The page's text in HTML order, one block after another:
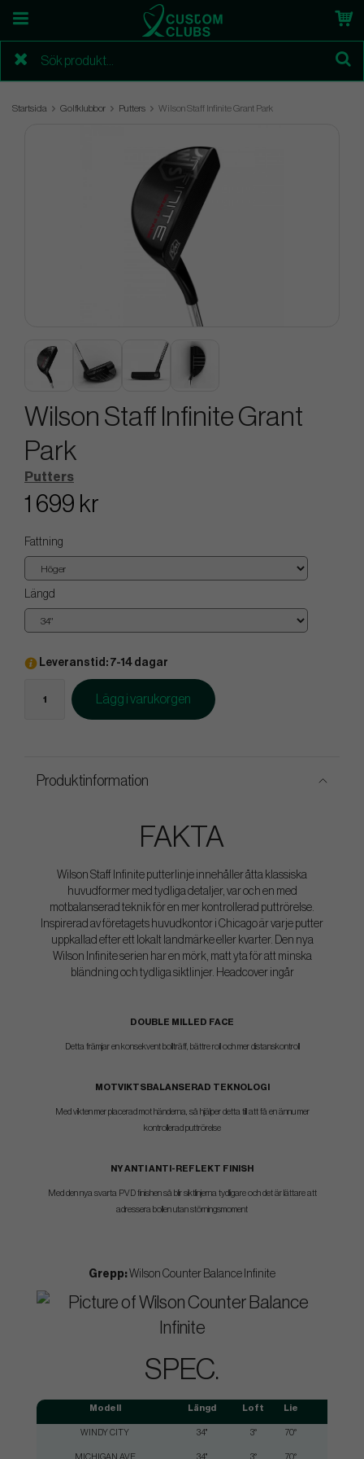
Startsida Golfklubbor Putters Wilson Staff Infinite Grant Park
Wilson Staff Infinite Grant
Park
Putters
1 699 kr
Fattning
Längd
Leveranstid: 7-14 dagar
Lägg i varukorgen
Produktinformation
FAKTA
Wilson Staff Infinite putterlinje innehåller åtta klassiska
huvudformer med tydliga detaljer, var och en med
motbalanserad teknik för en mer kontrollerad puttrörelse.
Inspirerad av företagets huvudkontor i Chicago är varje putter
uppkallad efter ett lokalt landmärke eller kvarter. Den nya
Wilson Infinite serien har en mörk, matt yta för att minska
bländning och tydliga siktlinjer. Headcover ingår
DOUBLE MILLED FACE
Detta främjar en konsekvent bollträff, bättre roll och mer distanskontroll
MOTVIKTSBALANSERAD TEKNOLOGI
Med vikten mer placerad mot händerna, så hjälper detta till att få en ännu mer
kontrollerad puttrörelse
NY ANTI ANTI-REFLEKT FINISH
Med den nya svarta PVD finishen så blir siktlinjerna tydligare och det är lättare att
adressera bollen utan störningsmoment
Grepp: Wilson Counter Balance Infinite
SPEC.
Modell Längd Loft Lie
WINDY CITY 34" 3° 70°